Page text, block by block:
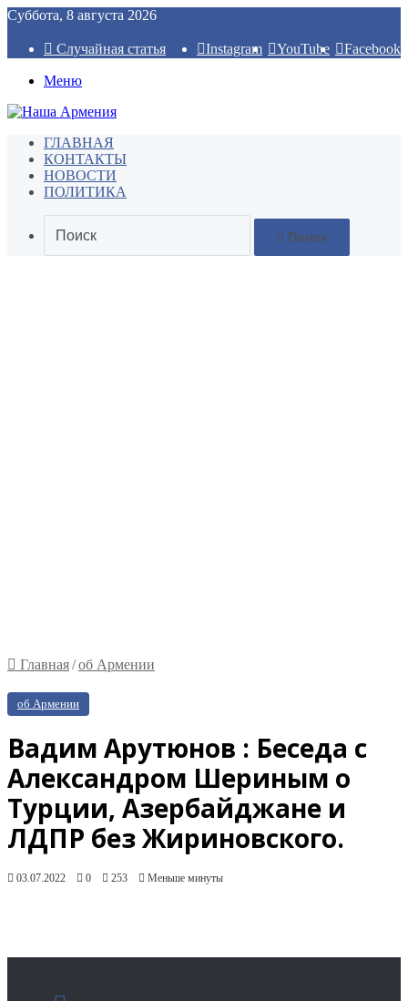
Суббота, 8 августа 2026
Facebook
YouTube
Instagram
Случайная статья
Меню
ГЛАВНАЯ
КОНТАКТЫ
НОВОСТИ
ПОЛИТИКА
Поиск
Главная/об Армении
об Армении
Вадим Арутюнов : Беседа с
Александром Шериным о
Турции, Азербайджане и
ЛДПР без Жириновского.
03.07.2022 0 253 Меньше минуты